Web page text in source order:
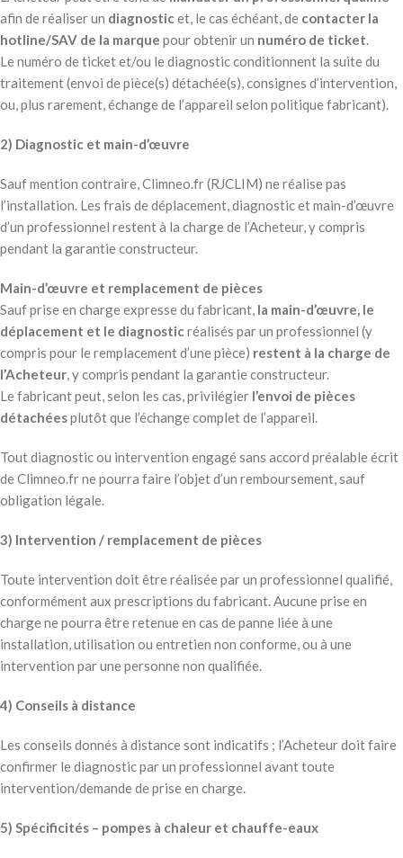
afin de réaliser un diagnosticet, le cas échéant, de contacter la
hotline/SAV de la marque pour obtenir un numéro de ticket.
Le numéro de ticket et/ou le diagnostic conditionnent la suite du
traitement (envoi de pièce(s) détachée(s), consignes d’intervention,
ou, plus rarement, échange de l’appareil selon politique fabricant).
2) Diagnostic et main-d’œuvre
Sauf mention contraire, Climneo.fr (RJCLIM) ne réalise pas
l’installation. Les frais de déplacement, diagnostic et main-d’œuvre
d’un professionnel restent à la charge de l’Acheteur, y compris
pendant la garantie constructeur.
Main-d’œuvre et remplacement de pièces
Sauf prise en charge expresse du fabricant, la main-d’œuvre, le
déplacement et le diagnosticréalisés par un professionnel (y
compris pour le remplacement d’une pièce) restent à la charge de
l’Acheteur, y compris pendant la garantie constructeur.
Le fabricant peut, selon les cas, privilégier l’envoi de pièces
détachéesplutôt que l’échange complet de l’appareil.
Tout diagnostic ou intervention engagé sans accord préalable écrit
de Climneo.fr ne pourra faire l’objet d’un remboursement, sauf
obligation légale.
3) Intervention / remplacement de pièces
Toute intervention doit être réalisée par un professionnel qualifié,
conformément aux prescriptions du fabricant. Aucune prise en
charge ne pourra être retenue en cas de panne liée à une
installation, utilisation ou entretien non conforme, ou à une
intervention par une personne non qualifiée.
4) Conseils à distance
Les conseils donnés à distance sont indicatifs ; l’Acheteur doit faire
confirmer le diagnostic par un professionnel avant toute
intervention/demande de prise en charge.
5) Spécificités – pompes à chaleur et chauffe-eaux